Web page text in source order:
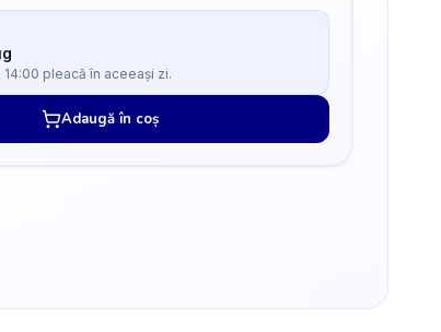
pleacă în aceeași zi.
Adaugă în coș